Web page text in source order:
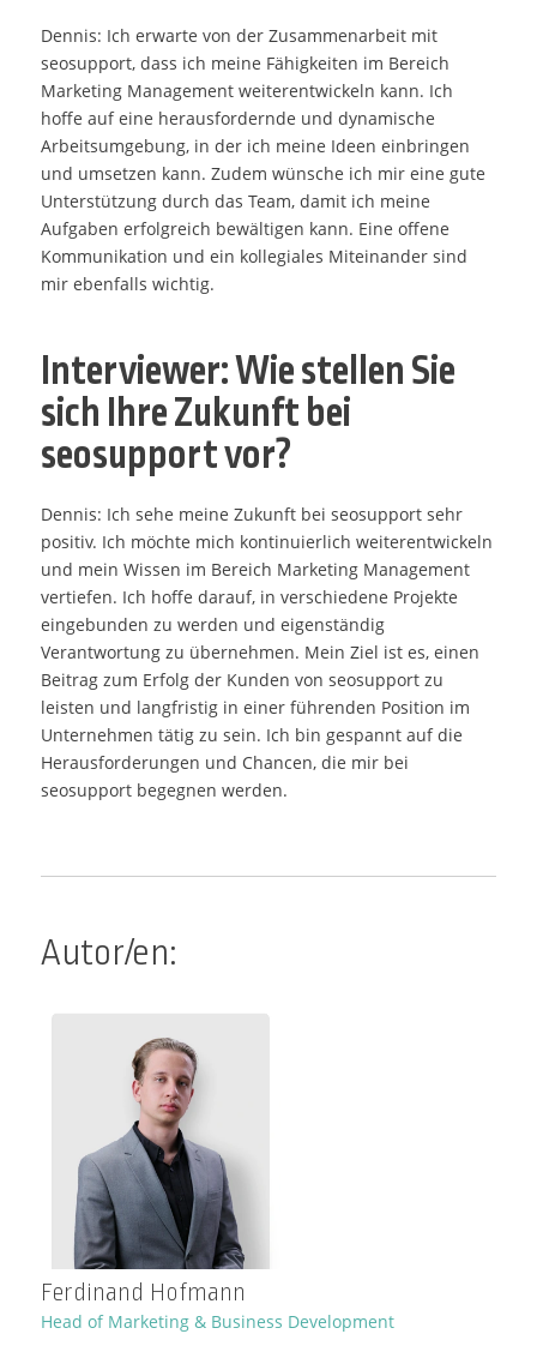
Dennis: Ich erwarte von der Zusammenarbeit mit
seosupport, dass ich meine Fähigkeiten im Bereich
Marketing Management weiterentwickeln kann. Ich
hoffe auf eine herausfordernde und dynamische
Arbeitsumgebung, in der ich meine Ideen einbringen
und umsetzen kann. Zudem wünsche ich mir eine gute
Unterstützung durch das Team, damit ich meine
Aufgaben erfolgreich bewältigen kann. Eine offene
Kommunikation und ein kollegiales Miteinander sind
mir ebenfalls wichtig.
Interviewer: Wie stellen Sie
sich Ihre Zukunft bei
seosupport vor?
Dennis: Ich sehe meine Zukunft bei seosupport sehr
positiv. Ich möchte mich kontinuierlich weiterentwickeln
und mein Wissen im Bereich Marketing Management
vertiefen. Ich hoffe darauf, in verschiedene Projekte
eingebunden zu werden und eigenständig
Verantwortung zu übernehmen. Mein Ziel ist es, einen
Beitrag zum Erfolg der Kunden von seosupport zu
leisten und langfristig in einer führenden Position im
Unternehmen tätig zu sein. Ich bin gespannt auf die
Herausforderungen und Chancen, die mir bei
seosupport begegnen werden.
Autor/en:
Ferdinand Hofmann
Head of Marketing & Business Development